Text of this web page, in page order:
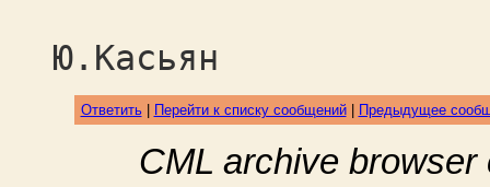
Ю.Касьян
Ответить| Перейти к списку сообщений| Предыдущее
CML archive